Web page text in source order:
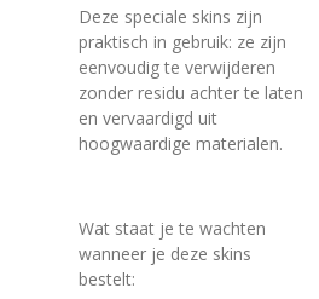
Deze speciale skins zijn
praktisch in gebruik: ze zijn
eenvoudig te verwijderen
zonder residu achter te laten
en vervaardigd uit
hoogwaardige materialen.
Wat staat je te wachten
wanneer je deze skins
bestelt: